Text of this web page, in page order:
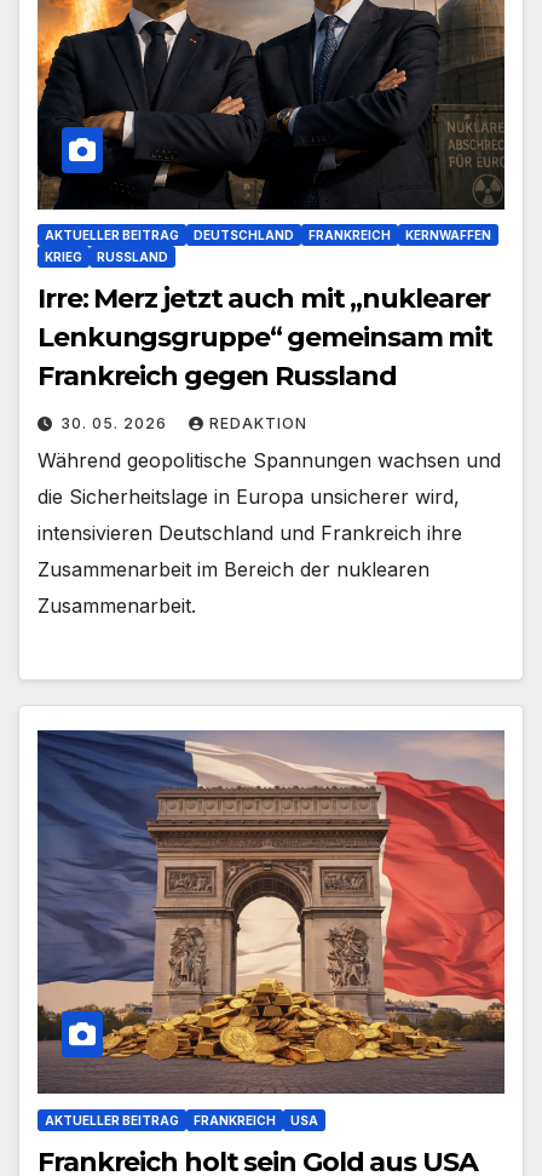
AKTUELLER BEITRAG DEUTSCHLAND FRANKREICH
KERNWAFFEN
KRIEG
RUSSLAND
Irre: Merz jetzt auch mit „nuklearer
Lenkungsgruppe“ gemeinsam mit
Frankreich gegen Russland
30. 05. 2026 REDAKTION
Während geopolitische Spannungen wachsen und
die Sicherheitslage in Europa unsicherer wird,
intensivieren Deutschland und Frankreich ihre
Zusammenarbeit im Bereich der nuklearen
Zusammenarbeit.
AKTUELLER BEITRAG FRANKREICH USA
Frankreich holt sein Gold aus USA